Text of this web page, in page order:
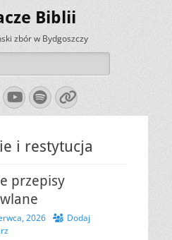
Biblii
zbór w Bydgoszczy
YouTube
Spotify
Link
i restytucja
przepisy
2026
Dodaj